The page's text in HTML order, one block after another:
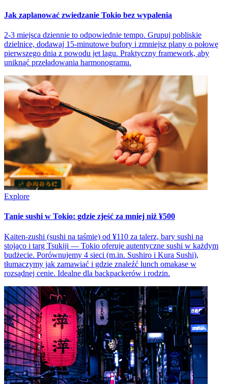
Jak zaplanować zwiedzanie Tokio bez wypalenia
2-3 miejsca dziennie to odpowiednie tempo. Grupuj pobliskie
dzielnice, dodawaj 15-minutowe bufory i zmniejsz plany o połowę
pierwszego dnia z powodu jet lagu. Praktyczny framework, aby
uniknąć przeładowania harmonogramu.
Explore
Tanie sushi w Tokio: gdzie zjeść za mniej niż ¥500
Kaiten-zushi (sushi na taśmie) od ¥110 za talerz, bary sushi na
stojąco i targ Tsukiji — Tokio oferuje autentyczne sushi w każdym
budżecie. Porównujemy 4 sieci (m.in. Sushiro i Kura Sushi),
tłumaczymy jak zamawiać i gdzie znaleźć lunch omakase w
rozsądnej cenie. Idealne dla backpackerów i rodzin.